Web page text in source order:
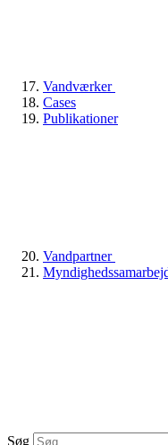
Vandværker
Cases
Publikationer
Vandpartner
Søg